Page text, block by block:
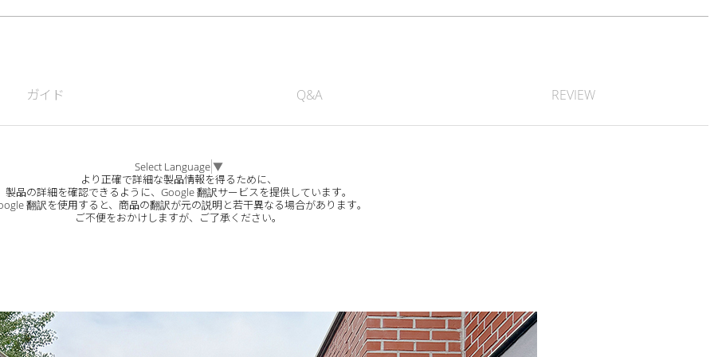
ガイド Q&A REVIEW
Select Language▼
より正確で詳細な製品情報を得るために、
製品の詳細を確認できるように、Google 翻訳サービスを提供しています。
翻訳を使用すると、商品の翻訳が元の説明と若干異なる場合があります。
ご不便をおかけしますが、ご了承ください。